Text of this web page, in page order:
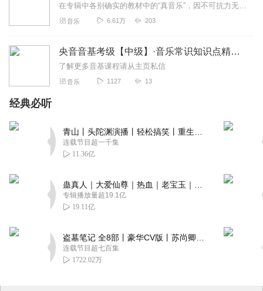
在专辑中各别确实的教材中的“真音乐”，因不可抗力无法通过上传，如需请私，留下电子邮箱。了解更多音基课程请从主页私信
音乐 6.61万 203
央音音基考级【中级】·音乐常识知识点精讲——音频版
了解更多音基课程请从主页私信
音乐 1127 13
经典必听
连载节目超一千集
11.36亿
专辑播放量超19.1亿
19.11亿
连载节目超七百集
1722.02万